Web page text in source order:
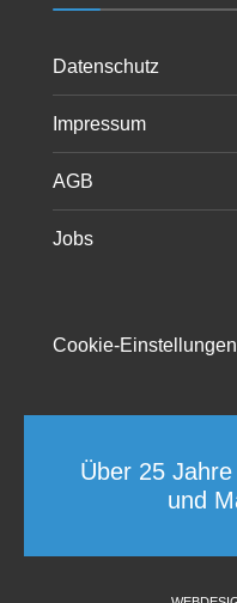
Datenschutz
Impressum
AGB
Jobs
Cookie-Einstellungen
Über 25
und